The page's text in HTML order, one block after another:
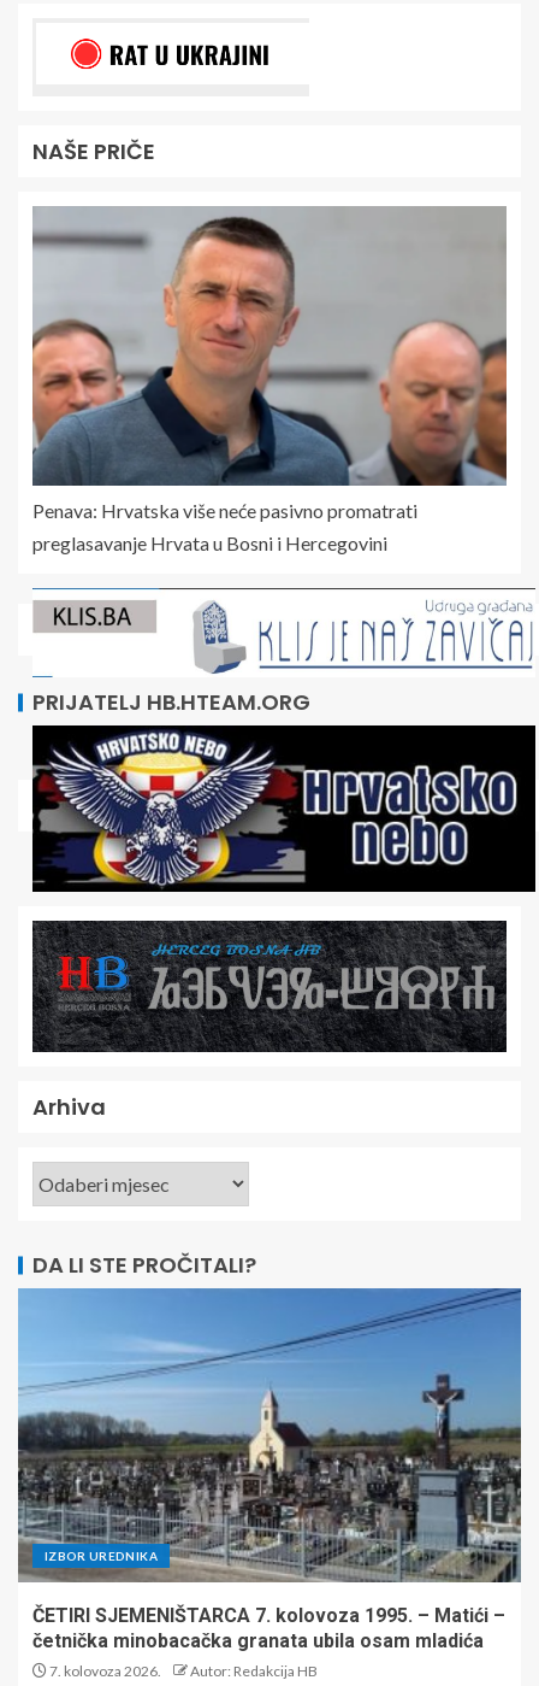
NAŠE PRIČE
Penava: Hrvatska više neće pasivno promatrati
preglasavanje Hrvata u Bosni i Hercegovini
PRIJATELJ HB.HTEAM.ORG
Arhiva
DA LI STE PROČITALI?
IZBOR UREDNIKA
ČETIRI SJEMENIŠTARCA 7. kolovoza 1995. – Matići –
četnička minobacačka granata ubila osam mladića
7. kolovoza 2026. Autor: Redakcija HB